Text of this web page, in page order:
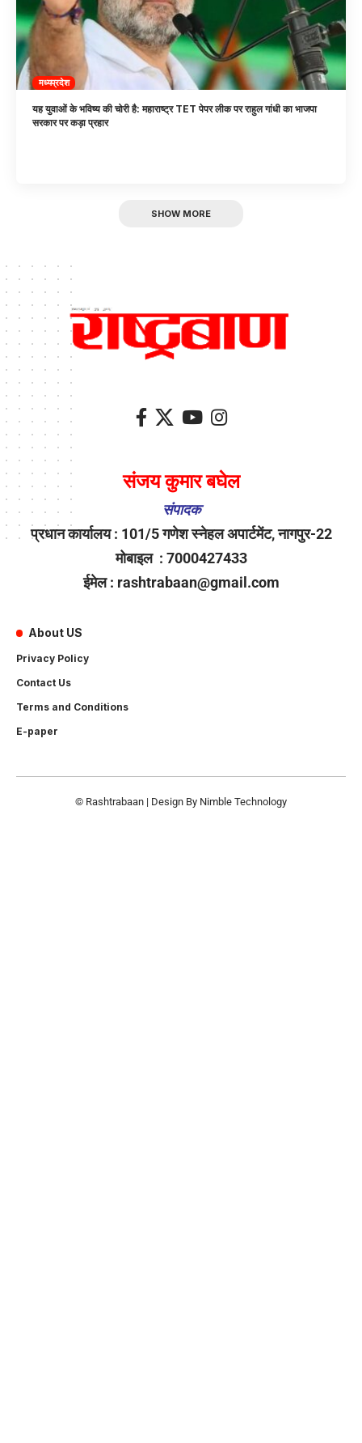
मध्यप्रदेश
यह युवाओं के भविष्य की चोरी है: महाराष्ट्र TET पेपर लीक पर राहुल गांधी का भाजपा
सरकार पर कड़ा प्रहार
SHOW MORE
संजय कुमार बघेल
संपादक
प्रधान कार्यालय : 101/5 गणेश स्नेहल अपार्टमेंट, नागपुर-22
मोबाइल : 7000427433
ईमेल : rashtrabaan@gmail.com
About US
Privacy Policy
Contact Us
Terms and Conditions
E-paper
© Rashtrabaan | Design By Nimble Technology